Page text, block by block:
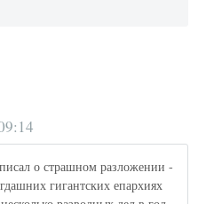
о страшном разложении -
гигантских епархиях